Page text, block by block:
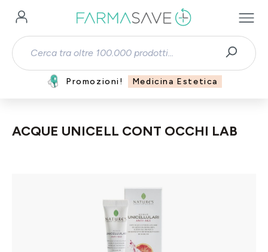
Passa al contenuto principale
Promozioni! Medicina Estetica
ACQUE UNICELL CONT OCCHI LAB